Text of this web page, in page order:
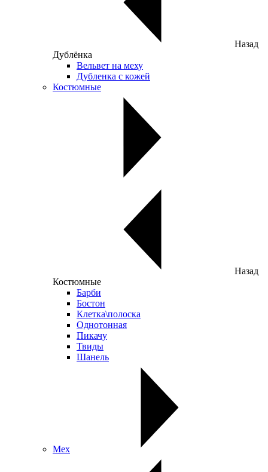
Назад
Дублёнка
Вельвет на меху
Дубленка с кожей
Костюмные
Назад
Костюмные
Барби
Бостон
Клетка\полоска
Однотонная
Пикачу
Твиды
Шанель
Мех